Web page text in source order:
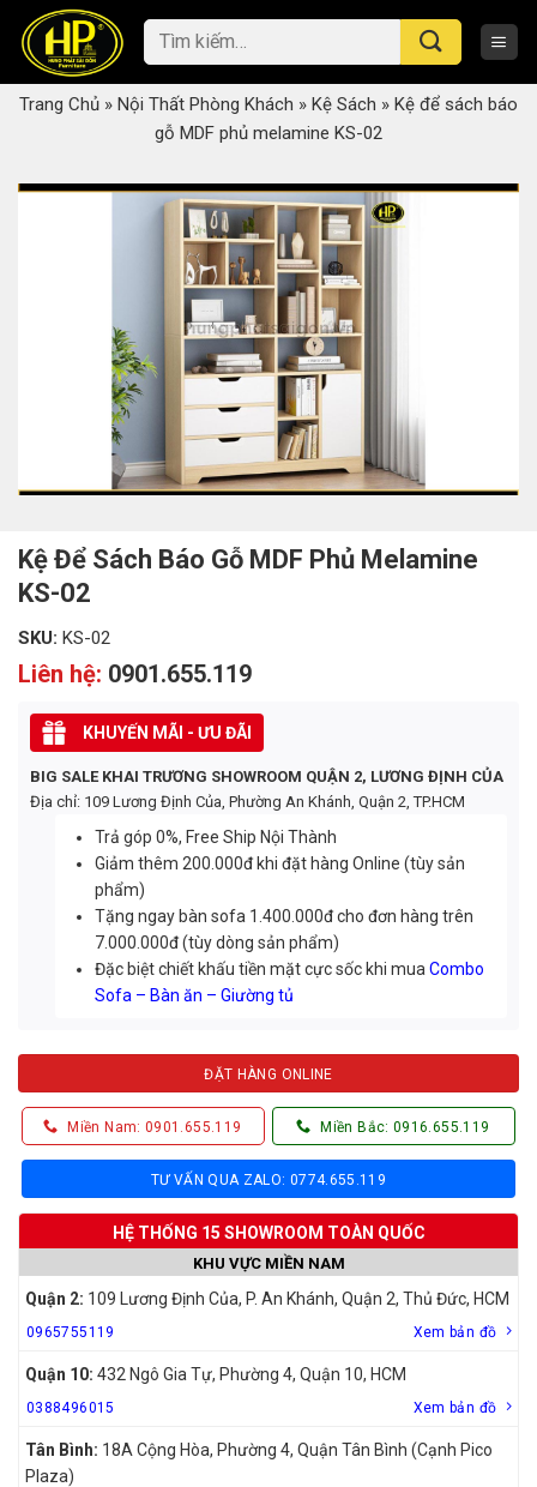
content
Tìm
kiếm:
Trang Chủ » Nội Thất Phòng Khách » Kệ Sách » Kệ để sách báo
gỗ MDF phủ melamine KS-02
Kệ Để Sách Báo Gỗ MDF Phủ Melamine
KS-02
SKU: KS-02
Liên hệ: 0901.655.119
KHUYẾN MÃI - ƯU ĐÃI
BIG SALE KHAI TRƯƠNG SHOWROOM QUẬN 2, LƯƠNG ĐỊNH CỦA
Địa chỉ: 109 Lương Định Của, Phường An Khánh, Quận 2, TP.HCM
Trả góp 0%, Free Ship Nội Thành
Giảm thêm 200.000đ khi đặt hàng Online (tùy sản
phẩm)
Tặng ngay bàn sofa 1.400.000đ cho đơn hàng trên
7.000.000đ (tùy dòng sản phẩm)
Đặc biệt chiết khấu tiền mặt cực sốc khi muaCombo
Sofa – Bàn ăn – Giường tủ
ĐẶT HÀNG ONLINE
Miền Nam: 0901.655.119 Miền Bắc: 0916.655.119
TƯ VẤN QUA ZALO: 0774.655.119
HỆ THỐNG 15 SHOWROOM TOÀN QUỐC
KHU VỰC MIỀN NAM
Quận 2: 109 Lương Định Của, P. An Khánh, Quận 2, Thủ Đức, HCM
0965755119 Xem bản đồ
Quận 10: 432 Ngô Gia Tự, Phường 4, Quận 10, HCM
0388496015 Xem bản đồ
Tân Bình: 18A Cộng Hòa, Phường 4, Quận Tân Bình (Cạnh Pico
Plaza)